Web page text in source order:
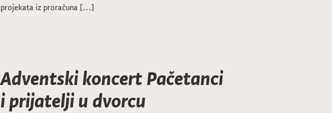
projekata iz proračuna […]
Adventski koncert Pačetanci
i prijatelji u dvorcu